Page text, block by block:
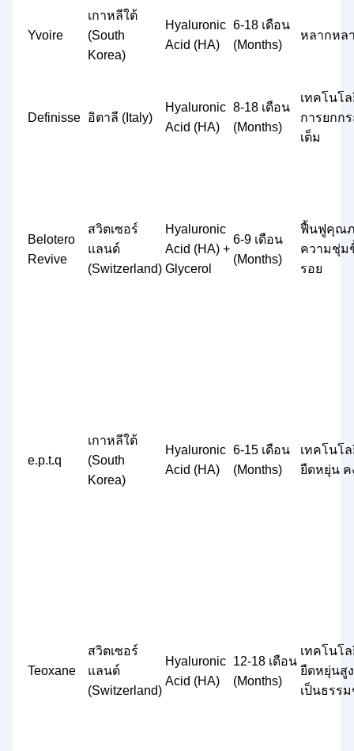
Yvoire
เกาหลีใต้
(South
Korea)
Hyaluronic
Acid (HA)
6-18 เดือน
(Months)
หลากหล
Definisse อิตาลี (Italy)
Hyaluronic
Acid (HA)
8-18 เดือน
(Months)
เทคโนโ
การยกก
เต็ม
Belotero
Revive
สวิตเซอร์
แลนด์
(Switzerland)
Hyaluronic
Acid (HA) +
Glycerol
6-9 เดือน
(Months)
ฟื้นฟูคุณภ
ความชุ่ม
รอย
e.p.t.q
เกาหลีใต้
(South
Korea)
Hyaluronic
Acid (HA)
6-15 เดือน
(Months)
เทคโนโล
ยืดหยุ่น
Teoxane
สวิตเซอร์
แลนด์
(Switzerland)
Hyaluronic
Acid (HA)
12-18 เดือน
(Months)
เทคโนโ
ยืดหยุ่นสู
เป็นธรร